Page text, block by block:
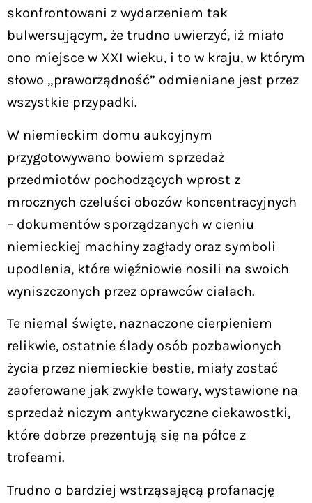
skonfrontowani z wydarzeniem tak
bulwersującym, że trudno uwierzyć, iż miało
ono miejsce w XXI wieku, i to w kraju, w którym
słowo „praworządność” odmieniane jest przez
wszystkie przypadki.
W niemieckim domu aukcyjnym
przygotowywano bowiem sprzedaż
przedmiotów pochodzących wprost z
mrocznych czeluści obozów koncentracyjnych
– dokumentów sporządzanych w cieniu
niemieckiej machiny zagłady oraz symboli
upodlenia, które więźniowie nosili na swoich
wyniszczonych przez oprawców ciałach.
Te niemal święte, naznaczone cierpieniem
relikwie, ostatnie ślady osób pozbawionych
życia przez niemieckie bestie, miały zostać
zaoferowane jak zwykłe towary, wystawione na
sprzedaż niczym antykwaryczne ciekawostki,
które dobrze prezentują się na półce z
trofeami.
Trudno o bardziej wstrząsającą profanację